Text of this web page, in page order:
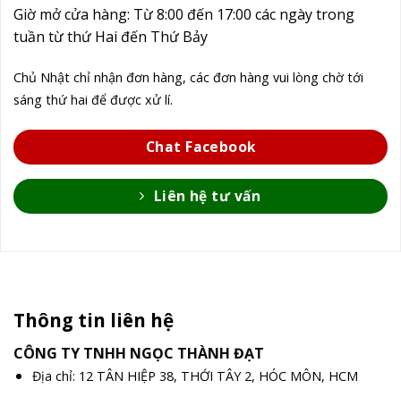
Giờ mở cửa hàng: Từ 8:00 đến 17:00 các ngày trong
tuần từ thứ Hai đến Thứ Bảy
Chủ Nhật chỉ nhận đơn hàng, các đơn hàng vui lòng chờ tới
sáng thứ hai để được xử lí.
Chat Facebook
Liên hệ tư vấn
Thông tin liên hệ
CÔNG TY TNHH NGỌC THÀNH ĐẠT
Địa chỉ: 12 TÂN HIỆP 38, THỚI TÂY 2, HÓC MÔN, HCM